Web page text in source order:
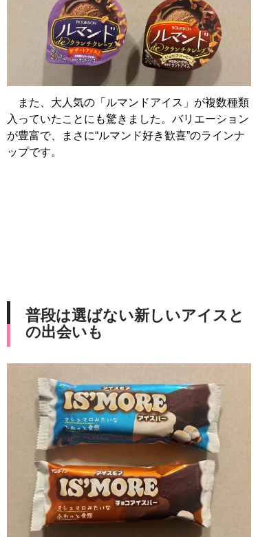
また、大人気の「ルマンドアイス」が複数種類
入っていたことにも驚きました。バリエーション
が豊富で、まさに“ルマンド好き歓喜”のラインナ
ップです。
普段は選ばない新しいアイスと
の出会いも